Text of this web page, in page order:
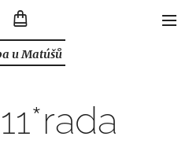
u Matúšů